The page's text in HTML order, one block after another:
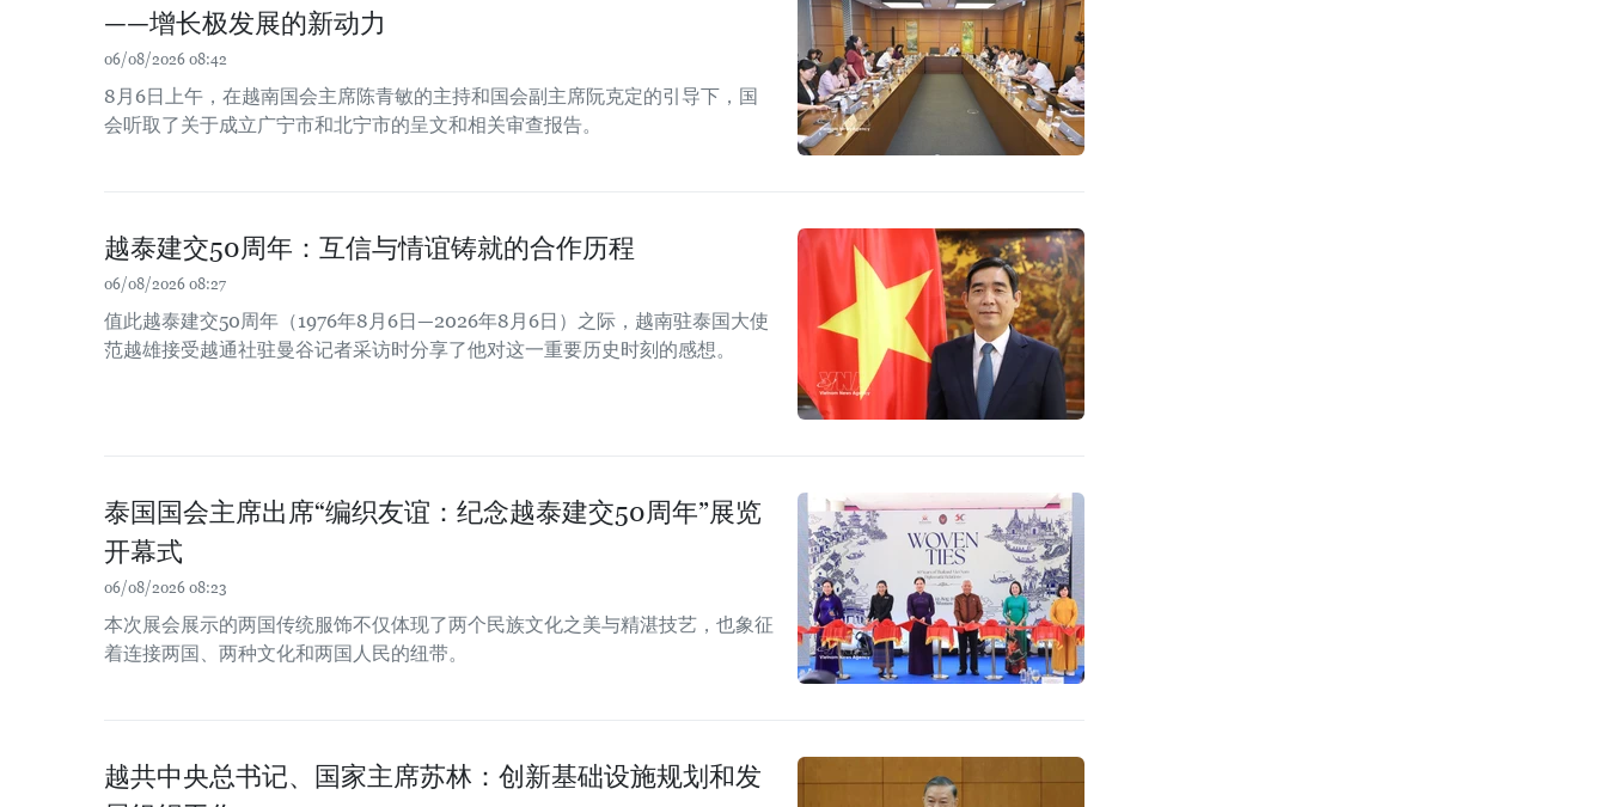
——增长极发展的新动力
06/08/2026 08:42
8月6日上午，在越南国会主席陈青敏的主持和国会副主席阮克定的引导下，国
会听取了关于成立广宁市和北宁市的呈文和相关审查报告。
越泰建交50周年：互信与情谊铸就的合作历程
06/08/2026 08:27
值此越泰建交50周年（1976年8月6日—2026年8月6日）之际，越南驻泰国大使
范越雄接受越通社驻曼谷记者采访时分享了他对这一重要历史时刻的感想。
泰国国会主席出席“编织友谊：纪念越泰建交50周年”展览
开幕式
06/08/2026 08:23
本次展会展示的两国传统服饰不仅体现了两个民族文化之美与精湛技艺，也象征
着连接两国、两种文化和两国人民的纽带。
越共中央总书记、国家主席苏林：创新基础设施规划和发